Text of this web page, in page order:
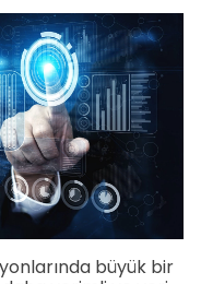
büyük bir